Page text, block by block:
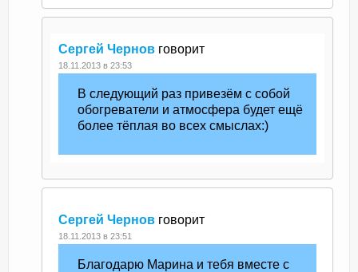
Сергей Чернов говорит
18.11.2013 в 23:53
В следующий раз привезём с собой
обогреватели и атмосфера будет ещё
более тёплая во всех смыслах:)
Сергей Чернов говорит
18.11.2013 в 23:51
Благодарю Марина и тебя вместе с